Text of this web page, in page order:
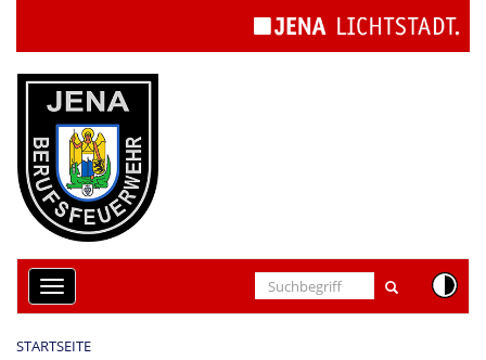
Toggle
navigation
STARTSEITE